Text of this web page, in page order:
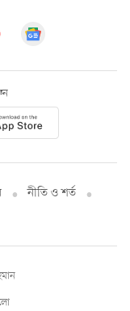
নীতি ও শর্ত